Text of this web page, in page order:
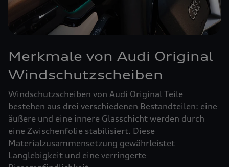
Merkmale von Audi Original
Windschutzscheiben
Windschutzscheiben von Audi Original Teile
bestehen aus drei verschiedenen Bestandteilen: eine
äußere und eine innere Glasschicht werden durch
eine Zwischenfolie stabilisiert. Diese
Materialzusammensetzung gewährleistet
Langlebigkeit und eine verringerte